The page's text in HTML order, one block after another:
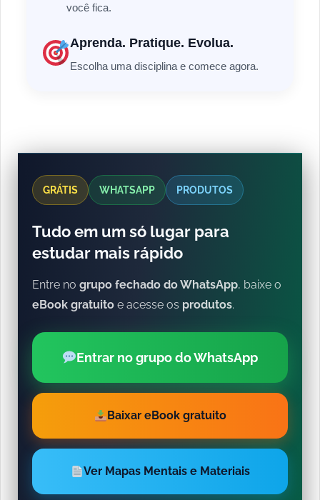
você fica.
Aprenda. Pratique. Evolua.
Escolha uma disciplina e comece agora.
GRÁTIS WHATSAPP PRODUTOS
Tudo em um só lugar para
estudar mais rápido
Entre no grupo fechado do WhatsApp, baixe o
eBook gratuito e acesse os produtos.
Entrar no grupo do WhatsApp
Baixar eBook gratuito
Ver Mapas Mentais e Materiais